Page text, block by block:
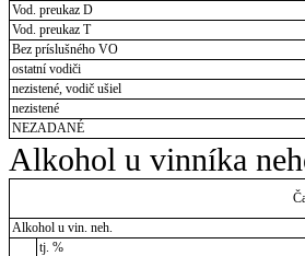
Vod. preukaz D
Vod. preukaz T
Bez príslušného VO
ostatní vodiči
nezistené, vodič ušiel
nezistené
NEZADANÉ
Alkohol u vinníka
Alkohol u vin. neh.
tj. %